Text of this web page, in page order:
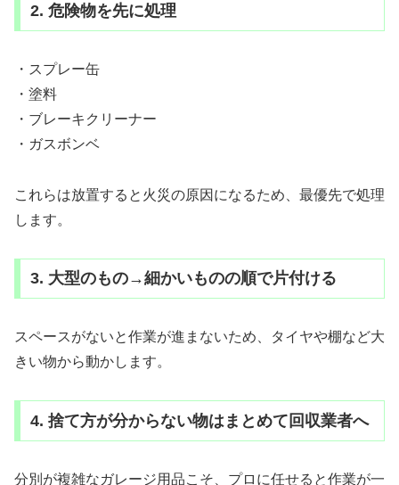
2. 危険物を先に処理
・スプレー缶
・塗料
・ブレーキクリーナー
・ガスボンベ
これらは放置すると火災の原因になるため、最優先で処理
します。
3. 大型のもの→細かいものの順で片付ける
スペースがないと作業が進まないため、タイヤや棚など大
きい物から動かします。
4. 捨て方が分からない物はまとめて回収業者へ
分別が複雑なガレージ用品こそ、プロに任せると作業が一